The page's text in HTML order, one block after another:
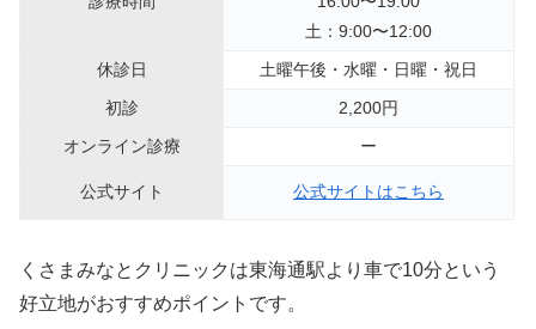
土：9:00〜12:00
休診日
土曜午後・水曜・日曜・祝日
初診
2,200円
オンライン診療
ー
公式サイト 公式サイトはこちら
くさまみなとクリニックは東海通駅より車で10分という
好立地がおすすめポイントです。